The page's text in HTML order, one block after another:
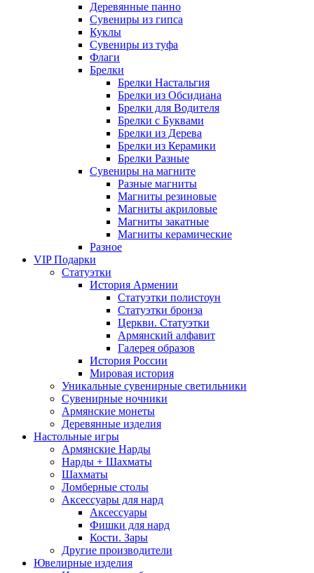
Деревянные панно
Сувениры из гипса
Куклы
Сувениры из туфа
Флаги
Брелки
Брелки Настальгия
Брелки из Обсидиана
Брелки для Водителя
Брелки с Буквами
Брелки из Дерева
Брелки из Керамики
Брелки Разные
Сувениры на магните
Разные магниты
Магниты резиновые
Магниты акриловые
Магниты закатные
Магниты керамические
Разное
VIP Подарки
Статуэтки
История Армении
Статуэтки полистоун
Статуэтки бронза
Церкви. Статуэтки
Армянский алфавит
Галерея образов
История России
Мировая история
Уникальные сувенирные светильники
Сувенирные ночники
Армянские монеты
Деревянные изделия
Настольные игры
Армянские Нарды
Нарды + Шахматы
Шахматы
Ломберные столы
Аксессуары для нард
Аксессуары
Фишки для нард
Кости. Зары
Другие производители
Ювелирные изделия